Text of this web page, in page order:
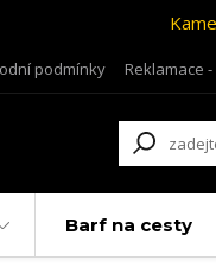
podmínky Reklamace
Barf na cesty